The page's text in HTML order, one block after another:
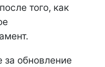
того, как
за обновление